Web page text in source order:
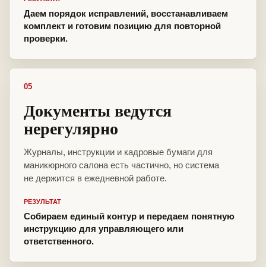
Даем порядок исправлений, восстанавливаем
комплект и готовим позицию для повторной
проверки.
05
Документы ведутся
нерегулярно
Журналы, инструкции и кадровые бумаги для
маникюрного салона есть частично, но система
не держится в ежедневной работе.
РЕЗУЛЬТАТ
Собираем единый контур и передаем понятную
инструкцию для управляющего или
ответственного.